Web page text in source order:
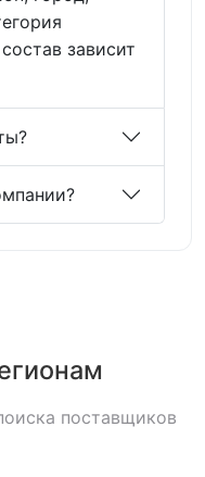
зависит
поставщиков